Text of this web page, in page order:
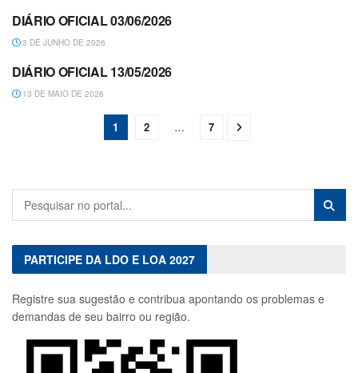
DECRETOS
DIÁRIO OFICIAL 03/06/2026
3 DE JUNHO DE 2026
DIÁRIO OFICIAL
DIÁRIO OFICIAL 13/05/2026
13 DE MAIO DE 2026
1 2 … 7
PARTICIPE DA LDO E LOA 2027
Registre sua sugestão e contribua apontando os problemas e
demandas de seu bairro ou região.